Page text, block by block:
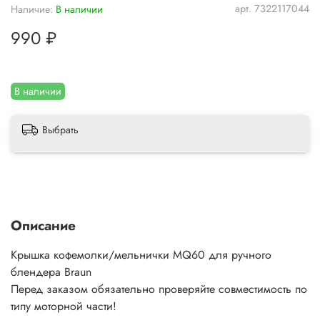
арт. 7322117044
Наличие: В наличии
В наличии
990 ₽
Выбрать
Описание
Крышка кофемолки/мельнички MQ60 для ручного
блендера Braun
Перед заказом обязательно проверяйте совместимость по
типу моторной части!